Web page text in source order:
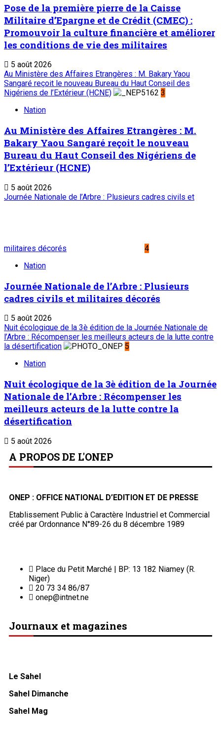
Pose de la première pierre de la Caisse
Militaire d’Epargne et de Crédit (CMEC) :
Promouvoir la culture financière et améliorer
les conditions de vie des militaires
5 août 2026
Au Ministère des Affaires Etrangères : M. Bakary Yaou
Sangaré reçoit le nouveau Bureau du Haut Conseil des
Nigériens de l’Extérieur (HCNE)
3
Nation
Au Ministère des Affaires Etrangères : M.
Bakary Yaou Sangaré reçoit le nouveau
Bureau du Haut Conseil des Nigériens de
l’Extérieur (HCNE)
5 août 2026
Journée Nationale de l’Arbre : Plusieurs cadres civils et
militaires décorés
4
Nation
Journée Nationale de l’Arbre : Plusieurs
cadres civils et militaires décorés
5 août 2026
Nuit écologique de la 3è édition de la Journée Nationale de
l’Arbre : Récompenser les meilleurs acteurs de la lutte contre
la désertification
5
Nation
Nuit écologique de la 3è édition de la Journée
Nationale de l’Arbre : Récompenser les
meilleurs acteurs de la lutte contre la
désertification
5 août 2026
A PROPOS DE L'ONEP
ONEP : OFFICE NATIONAL D’EDITION ET DE PRESSE
Etablissement Public à Caractère Industriel et Commercial
créé par Ordonnance N°89-26 du 8 décembre 1989
Place du Petit Marché | BP: 13 182 Niamey (R.
Niger)
20 73 34 86/87
onep@intnet.ne
Journaux et magazines
Le Sahel
Sahel Dimanche
Sahel Mag